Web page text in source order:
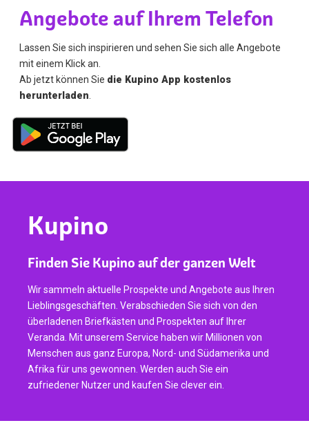
Angebote auf Ihrem Telefon
Lassen Sie sich inspirieren und sehen Sie sich alle Angebote
mit einem Klick an.
Ab jetzt können Sie die Kupino App kostenlos
herunterladen
Kupino
Finden Sie Kupino auf der ganzen Welt
Wir sammeln aktuelle Prospekte und Angebote aus Ihren
Lieblingsgeschäften. Verabschieden Sie sich von den
überladenen Briefkästen und Prospekten auf Ihrer
Veranda. Mit unserem Service haben wir Millionen von
Menschen aus ganz Europa, Nord- und Südamerika und
Afrika für uns gewonnen. Werden auch Sie ein
zufriedener Nutzer und kaufen Sie clever ein.